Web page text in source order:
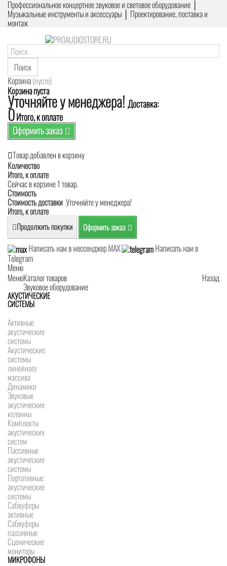
Профессиональное концертное звуковое и световое оборудование │
Музыкальные инструменты и аксессуары │ Проектирование, поставка и
монтаж
Поиск
Корзина(пусто)
Корзина пуста
Уточняйте у менеджера! Доставка:
0Итого, к оплате
Оформить заказ
Товар добавлен в корзину
Количество
Итого, к оплате
Сейчас в корзине 1 товар.
Стоимость
Стоимость доставки Уточняйте у менеджера!
Итого, к оплате
Продолжить покупки Оформить заказ
Написать нам в мессенджер MAX
Написать нам в
Telegram
Меню
Меню
Назад
Каталог товаров
Звуковое оборудование
АКУСТИЧЕСКИЕ
СИСТЕМЫ
Активные
акустические
системы
Акустические
системы
линейного
массива
Динамики
Звуковые
акустические
колонны
Комплекты
акустических
систем
Пассивные
акустические
системы
Портативные
акустические
системы
Сабвуферы
активные
Сабвуферы
пассивные
Сценические
мониторы
МИКРОФОНЫ